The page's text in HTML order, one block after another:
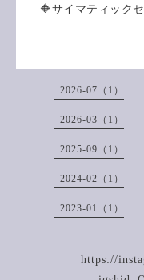
🔶サイマティック
2026-07（1）
2026-03（1）
2025-09（1）
2024-02（1）
2023-01（1）
https://